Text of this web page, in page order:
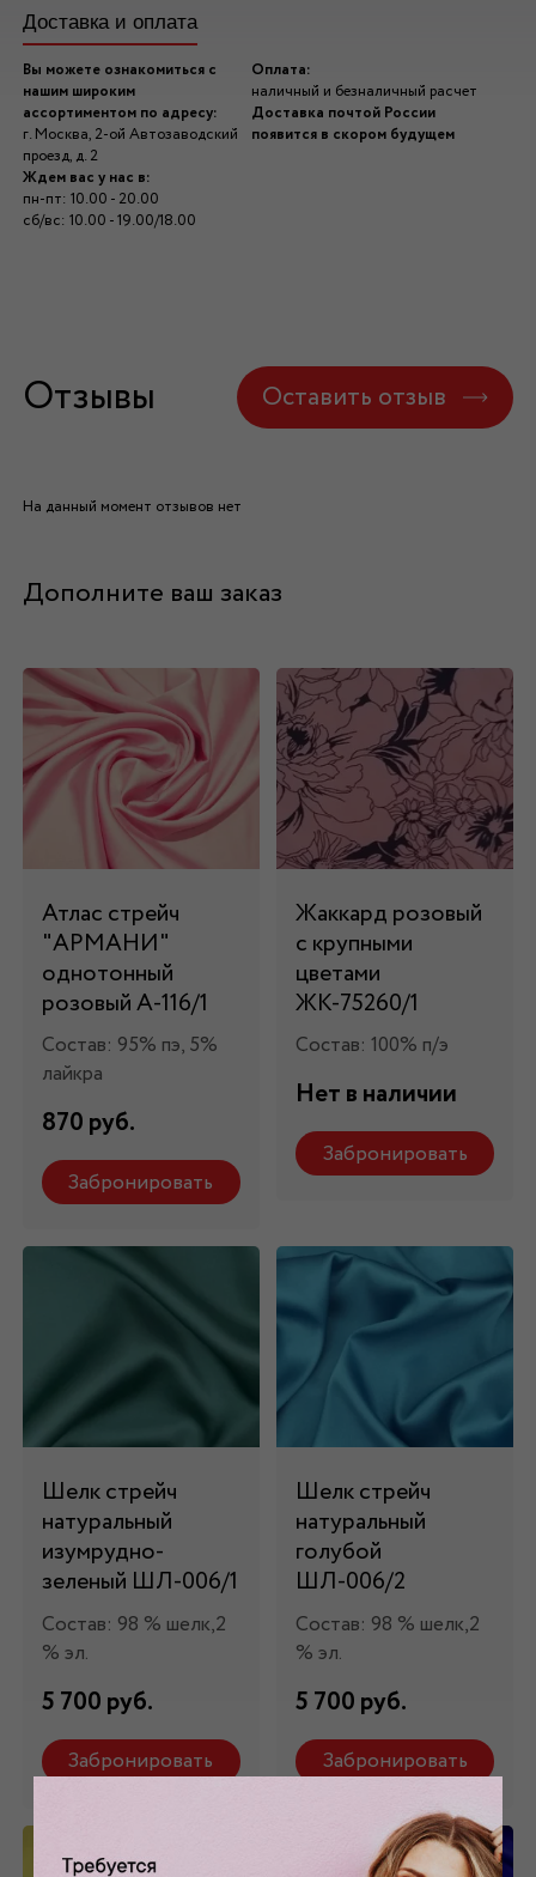
Доставка и оплата
Вы можете ознакомиться с
нашим широким
ассортиментом по адресу:
г. Москва, 2-ой Автозаводский
проезд, д. 2
Ждем вас у нас в:
пн-пт: 10.00 - 20.00
сб/вс: 10.00 - 19.00/18.00
Оплата:
наличный и безналичный расчет
Доставка почтой России
появится в скором будущем
Отзывы Оставить отзыв
На данный момент отзывов нет
Дополните ваш заказ
Атлас стрейч
"APMAНИ"
однотонный
розовый А-116/1
Состав: 95% пэ, 5%
лайкра
870 руб.
Забронировать
Жаккард розовый
с крупными
цветами
ЖК-75260/1
Состав: 100% п/э
Нет в наличии
Забронировать
Шелк стрейч
натуральный
изумрудно-
зеленый ШЛ-006/1
Состав: 98 % шелк,2
% эл.
5 700 руб.
Забронировать
Шелк стрейч
натуральный
голубой
ШЛ-006/2
Состав: 98 % шелк,2
% эл.
5 700 руб.
Забронировать